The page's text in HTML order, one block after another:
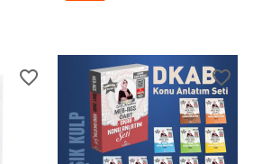
favorite_border favorite_border